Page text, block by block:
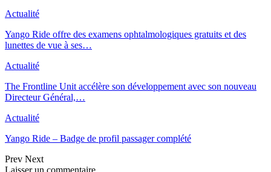
Actualité
Yango Ride offre des examens ophtalmologiques gratuits et des
lunettes de vue à ses…
Actualité
The Frontline Unit accélère son développement avec son nouveau
Directeur Général,…
Actualité
Yango Ride – Badge de profil passager complété
Prev Next
Laisser un commentaire